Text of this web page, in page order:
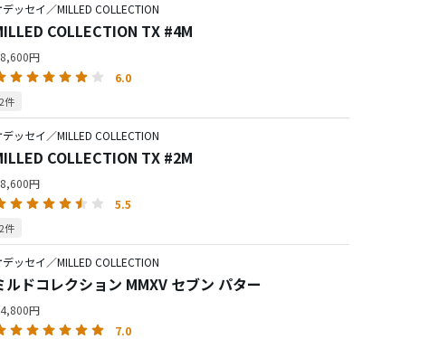
デッセイ／MILLED COLLECTION
COLLECTION TX #4M
円
6.0
2件
デッセイ／MILLED COLLECTION
COLLECTION TX #2M
円
5.5
2件
デッセイ／MILLED COLLECTION
ミルドコレクション MMXV セブン パター
円
7.0